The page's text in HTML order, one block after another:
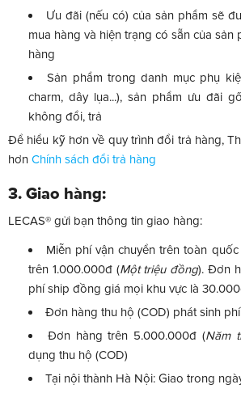
Ưu đãi (nếu có) của sản phẩm sẽ
mua hàng và hiện trạng có sẵn của sản
hàng
Sản phẩm trong danh mục phụ
charm, dây lụa...), sản phẩm ưu đãi
không đổi, trả
Để hiểu kỹ hơn về quy trình đổi trả hàng,
hơn Chính sách đổi trả hàng
3. Giao hàng:
LECAS® gửi bạn thông tin giao hàng:
Miễn phí vận chuyển trên toàn
trên 1.000.000đ (Một triệu đồng). Đơn
phí ship đồng giá mọi khu vực là
Đơn hàng thu hộ (COD) phát sinh
Đơn hàng trên 5.000.000đ (Năm
dụng thu hộ (COD)
Tại nội thành Hà Nội: Giao trong